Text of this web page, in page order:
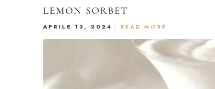
LEMON SORBET
APRILE 13, 2024 READ MORE